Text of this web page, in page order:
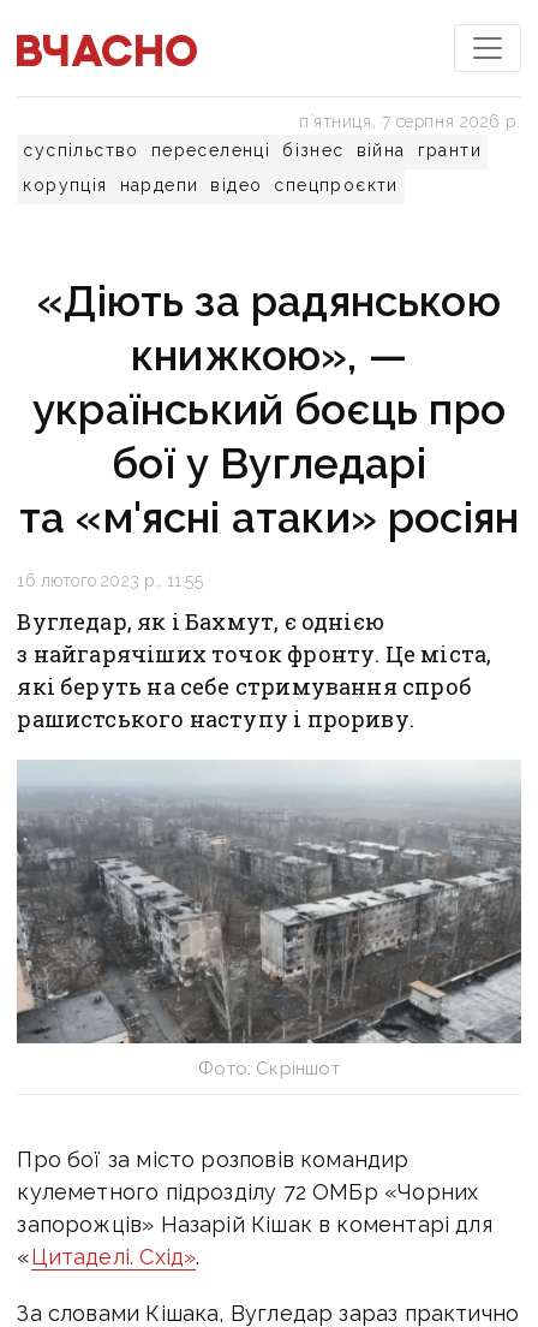
суспільство переселенці бізнес війна
гранти
корупція
нардепи відео спецпроєкти
пʼятниця, 7 серпня 2026 р.
«Діють за радянською
книжкою», —
український боєць про
бої у Вугледарі
та «м'ясні атаки» росіян
16 лютого 2023 р., 11:55
Вугледар, як і Бахмут, є однією
з найгарячіших точок фронту. Це міста,
які беруть на себе стримування спроб
рашистського наступу і прориву.
Фото: Скріншот
Про бої за місто розповів командир
кулеметного підрозділу 72 ОМБр «Чорних
запорожців» Назарій Кішак в коментарі для
«Цитаделі. Схід».
За словами Кішака, Вугледар зараз практично